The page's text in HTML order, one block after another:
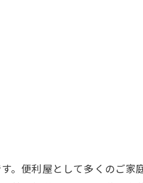
。便利屋として多くのご家